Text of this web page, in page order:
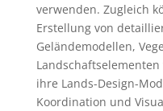
verwenden. Zugleich
Erstellung von
Geländemodellen,
ihre Lands-Design-
Koordination und